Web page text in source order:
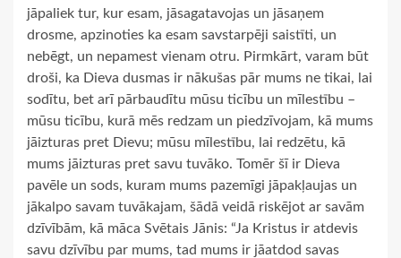
jāpaliek tur, kur esam, jāsagatavojas un jāsaņem
drosme, apzinoties ka esam savstarpēji saistīti, un
nebēgt, un nepamest vienam otru. Pirmkārt, varam būt
droši, ka Dieva dusmas ir nākušas pār mums ne tikai, lai
sodītu, bet arī pārbaudītu mūsu ticību un mīlestību –
mūsu ticību, kurā mēs redzam un piedzīvojam, kā mums
jāizturas pret Dievu; mūsu mīlestību, lai redzētu, kā
mums jāizturas pret savu tuvāko. Tomēr šī ir Dieva
pavēle un sods, kuram mums pazemīgi jāpakļaujas un
jākalpo savam tuvākajam, šādā veidā riskējot ar savām
dzīvībām, kā māca Svētais Jānis: “Ja Kristus ir atdevis
savu dzīvību par mums, tad mums ir jāatdod savas